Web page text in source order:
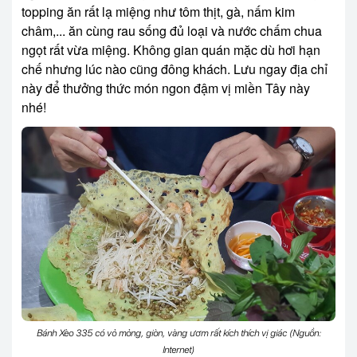
topping ăn rất lạ miệng như tôm thịt, gà, nấm kim
châm,... ăn cùng rau sống đủ loại và nước chấm chua
ngọt rất vừa miệng. Không gian quán mặc dù hơi hạn
chế nhưng lúc nào cũng đông khách. Lưu ngay địa chỉ
này để thưởng thức món ngon đậm vị miền Tây này
nhé!
Bánh Xèo 335 có vỏ mỏng, giòn, vàng ươm rất kích thích vị giác (Nguồn:
Internet)